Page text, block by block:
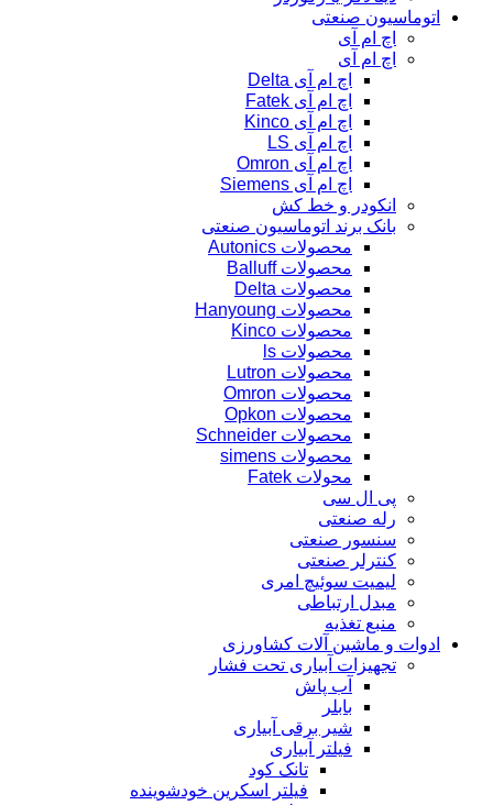
اتوماسیون صنعتی
اچ ام آی
اچ ام آی
اچ ام آی Delta
اچ ام آی Fatek
اچ ام آی Kinco
اچ ام آی LS
اچ ام آی Omron
اچ ام آی Siemens
انکودر و خط کش
بانک برند اتوماسیون صنعتی
محصولات Autonics
محصولات Balluff
محصولات Delta
محصولات Hanyoung
محصولات Kinco
محصولات ls
محصولات Lutron
محصولات Omron
محصولات Opkon
محصولات Schneider
محصولات simens
محولات Fatek
پی ال سی
رله صنعتی
سنسور صنعتی
کنترلر صنعتی
لیمیت سوئیچ امری
مبدل ارتباطی
منبع تغذیه
ادوات و ماشین آلات کشاورزی
تجهیزات آبیاری تحت فشار
آب پاش
بابلر
شیر برقی آبیاری
فیلتر آبیاری
تانک کود
فیلتر اسکرین خودشوینده